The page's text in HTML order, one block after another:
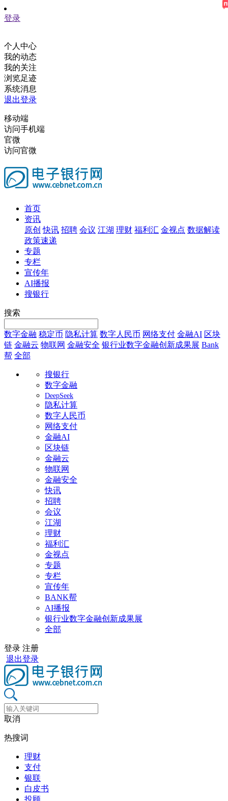
登录
个人中心
我的动态
我的关注
浏览足迹
系统消息
退出登录
移动端
访问手机端
官微
访问官微
首页
资讯
原创 快讯 招聘 会议 江湖 理财 福利汇 金视点 数据解读
政策速递
专题
专栏
宣传年
AI播报
搜银行
搜索
数字金融 稳定币 隐私计算 数字人民币 网络支付 金融AI 区块
链 金融云 物联网 金融安全 银行业数字金融创新成果展 Bank
帮 全部
搜银行
数字金融
DeepSeek
隐私计算
数字人民币
网络支付
金融AI
区块链
金融云
物联网
金融安全
快讯
招聘
会议
江湖
理财
福利汇
金视点
专题
专栏
宣传年
BANK帮
AI播报
银行业数字金融创新成果展
全部
登录 注册
退出登录
取消
热搜词
理财
支付
银联
白皮书
投顾